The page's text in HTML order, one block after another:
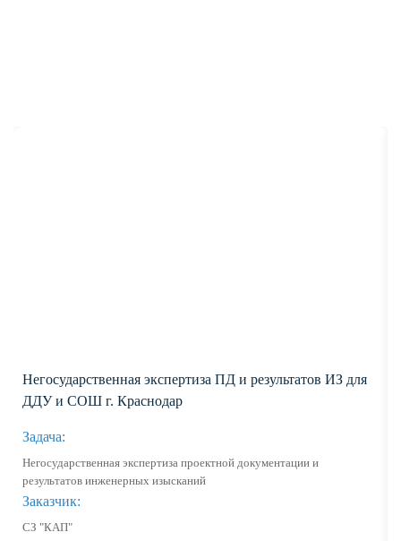
Негосударственная экспертиза ПД и результатов ИЗ для
ДДУ и СОШ г. Краснодар
Задача:
Негосударственная экспертиза проектной документации и
результатов инженерных изысканий
Заказчик:
СЗ "КАП"